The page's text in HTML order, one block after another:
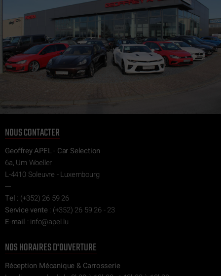
NOUS CONTACTER
Geoffrey APEL - Car Selection
6a, Um Woeller
L-4410 Soleuvre - Luxembourg
---
Tel : (+352) 26 59 26
Service vente: (+352) 26 59 26 - 23
E-mail : ul.l
epa@of
ni
NOS HORAIRES D'OUVERTURE
Réception Mécanique & Carrosserie